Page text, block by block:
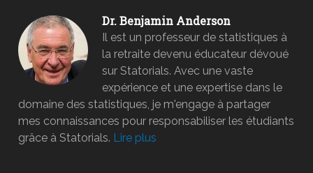
Dr. Benjamin Anderson
Il est un professeur de statistiques à
la retraite devenu éducateur dévoué
sur Statorials. Avec une vaste
expérience et une expertise dans le
domaine des statistiques, je m'engage à partager
mes connaissances pour responsabiliser les étudiants
grâce à Statorials. Lire plus